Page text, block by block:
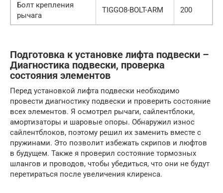
Болт крепления
рычага
TIGGO8-BOLT-ARM 200
Подготовка к установке лифта подвески –
Диагностика подвески, проверка
состояния элементов
Перед установкой лифта подвески необходимо
провести диагностику подвески и проверить состояние
всех элементов. Я осмотрел рычаги, сайлентблоки,
амортизаторы и шаровые опоры. Обнаружил износ
сайлентблоков, поэтому решил их заменить вместе с
пружинами. Это позволит избежать скрипов и люфтов
в будущем. Также я проверил состояние тормозных
шлангов и проводов, чтобы убедиться, что они не будут
перетираться после увеличения клиренса.